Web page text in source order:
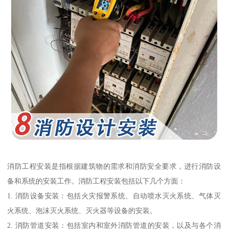
消防工程安装是指根据建筑物的需求和消防安全要求，进行消防设
备和系统的安装工作。消防工程安装包括以下几个方面：
1. 消防设备安装：包括火灾报警系统、自动喷水灭火系统、气体灭
火系统、泡沫灭火系统、灭火器等设备的安装。
2. 消防管道安装：包括室内和室外消防管道的安装，以及与各个消